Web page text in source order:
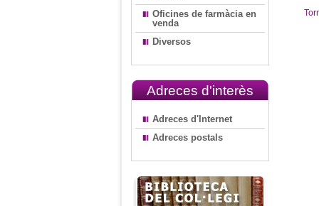
Oficines de farmàcia en
venda
Diversos
Adreces d'interès
Adreces d'Internet
Adreces postals